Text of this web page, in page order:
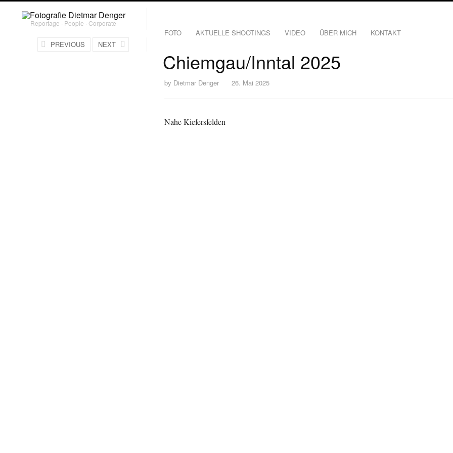
Reportage ∙ People ∙ Corporate
FOTO AKTUELLE SHOOTINGS VIDEO ÜBER MICH KONTAKT
Chiemgau/Inntal 2025
by Dietmar Denger 26. Mai 2025
Nahe Kiefersfelden
PREVIOUS NEXT